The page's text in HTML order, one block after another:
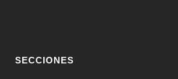
SECCIONES